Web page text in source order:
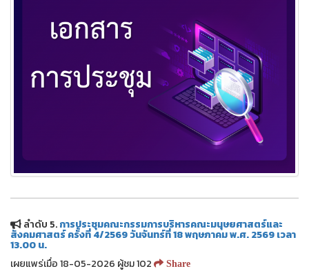
ลำดับ 5.การประชุมคณะกรรมการบริหารคณะมนุษยศาสตร์และ
สังคมศาสตร์ ครั้งที่ 4/2569 วันจันทร์ที่ 18 พฤษภาคม พ.ศ. 2569 เวลา
13.00 น.
เผยแพร่เมื่อ 18-05-2026 ผู้ชม 102
Share